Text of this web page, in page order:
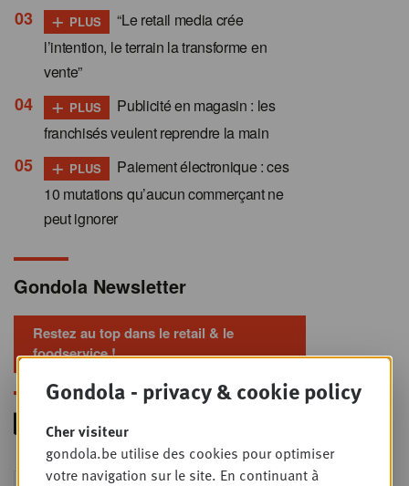
+ PLUS
“Le retail media crée
l’intention, le terrain la transforme en
vente”
+ PLUS
Publicité en magasin : les
franchisés veulent reprendre la main
+ PLUS
Paiement électronique : ces
10 mutations qu’aucun commerçant ne
peut ignorer
Gondola Newsletter
Restez au top dans le retail & le
foodservice !
Gondola - privacy & cookie policy
Cher visiteur
gondola.be utilise des cookies pour optimiser
votre navigation sur le site. En continuant à